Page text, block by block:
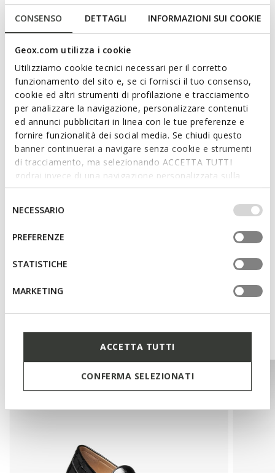
CONSENSO DETTAGLI INFORMAZIONI SUI COOKIE
Geox.com utilizza i cookie
Utilizziamo cookie tecnici necessari per il corretto
funzionamento del sito e, se ci fornisci il tuo consenso,
cookie ed altri strumenti di profilazione e tracciamento
per analizzare la navigazione, personalizzare contenuti
ed annunci pubblicitari in linea con le tue preferenze e
fornire funzionalità dei social media. Se chiudi questo
banner continuerai a navigare senza cookie e strumenti
di tracciamento, ma selezionando ACCETTA TUTTI
godrai invece di una navigazione personalizzata sulla
base dei tuoi gusti ed interessi. Selezionando
IMPOSTAZIONI potrai anche scegliere quali cookies ed
altri strumenti di tracciamento autorizzare. Per maggiori
informazioni o per modificare in qualsiasi momento le
tue impostazioni, visita la nostra
consenso
NECESSARIO
PREFERENZE
STATISTICHE
MARKETING
ACCETTA TUTTI
CONFERMA SELEZIONATI
Mocassino donna d'ispirazione college, per outfit
Confortevole e traspirante, Noemen unisce linee tradizionali
e dettagli raffinati.
CODICE PRODOTTO:D680XA00038C7011
Caratteristiche
Calzata facile e veloce
Altezza tacco: 2 cm / 0,8"
Design senza allacciature, per una calzata più rapida
Materiali
Tecnologie
Potrebbe piacerti anche